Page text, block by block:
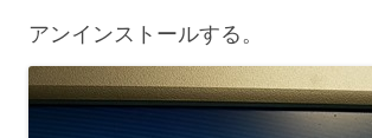
アンインストールする。